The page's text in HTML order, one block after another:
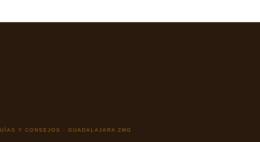
Y CONSEJOS · GUADALAJARA ZMG